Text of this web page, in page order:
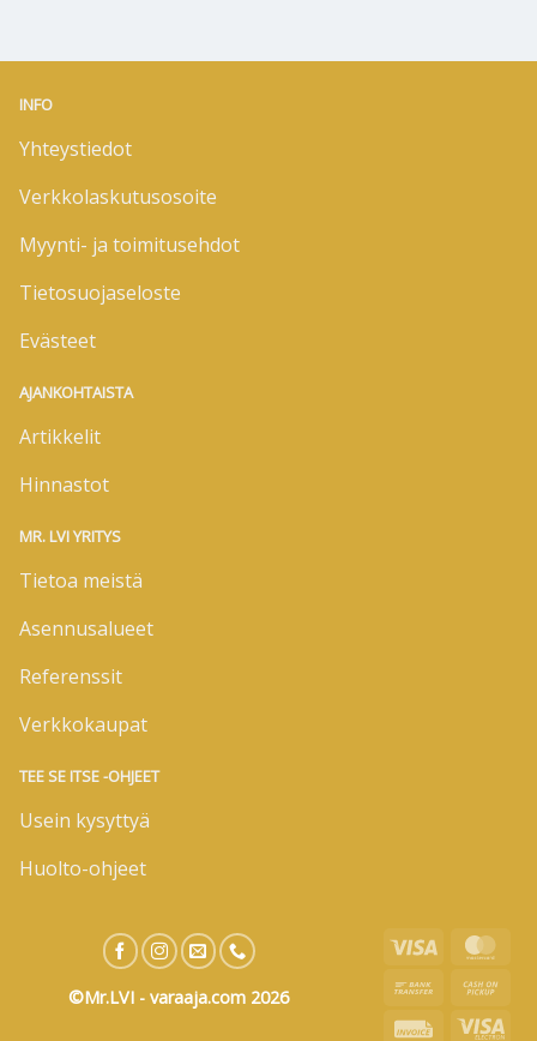
INFO
Yhteystiedot
Verkkolaskutusosoite
Myynti- ja toimitusehdot
Tietosuojaseloste
Evästeet
AJANKOHTAISTA
Artikkelit
Hinnastot
MR. LVI YRITYS
Tietoa meistä
Asennusalueet
Referenssit
Verkkokaupat
TEE SE ITSE -OHJEET
Usein kysyttyä
Huolto-ohjeet
©Mr.LVI - varaaja.com 2026
Visa
Bank
Transfer
Invoice Visa